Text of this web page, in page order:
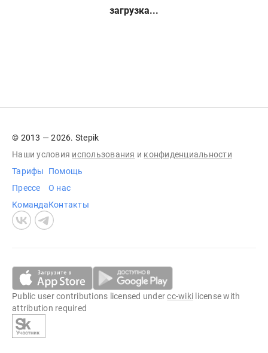
загрузка...
© 2013 — 2026. Stepik
Наши условия использования и конфиденциальности
Тарифы
Прессе
Команда
Помощь
О нас
Контакты
Public user contributions licensed undercc-wiki license with
attribution required